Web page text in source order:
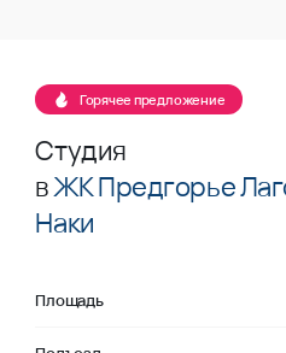
Горячее предложение
Студия
вЖК Предгорье
Наки
Площадь